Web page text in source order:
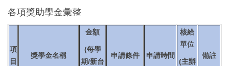
系所導覽
各項獎助學金彙整
項
目
獎學金名稱
金額
(每學
期/新台
申請條件 申請時間
核給
單位
(主辦
備註